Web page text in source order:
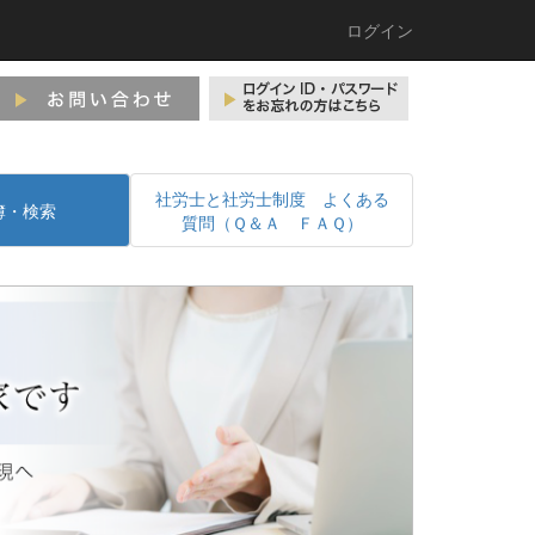
ログイン
・検索
社労士と社労士制度 よくある
質問（Ｑ＆Ａ ＦＡＱ）